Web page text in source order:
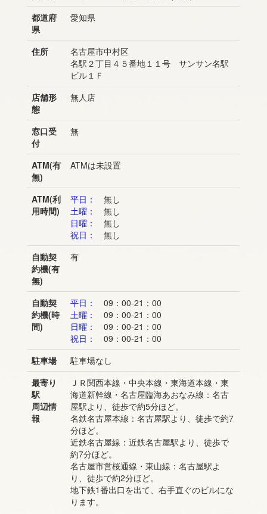
都道府
県
愛知県
住所
名古屋市中村区
名駅２丁目４５番地１１号 サンサン名駅
ビル１Ｆ
店舗形
態
無人店
窓口受
付
無
ATM(有
無)
ATMは未設置
ATM(利
用時間)
平日：
無し
土曜：
無し
日曜：
無し
祝日：
無し
自動契
約機(有
無)
有
自動契
約機(時
間)
平日：
09：00-21：00
土曜：
09：00-21：00
日曜：
09：00-21：00
祝日：
09：00-21：00
駐車場
駐車場なし
最寄り
駅
周辺情
報
ＪＲ関西本線・中央本線・東海道本線・東
海道新幹線・名古屋臨海あおなみ線：名古
屋駅より、徒歩で約5分ほど。
名鉄名古屋本線：名古屋駅より、徒歩で約7
分ほど。
近鉄名古屋線：近鉄名古屋駅より、徒歩で
約7分ほど。
名古屋市営桜通線・東山線：名古屋駅よ
り、徒歩で約2分ほど。
地下鉄1番出口を出て、右手直ぐのビルにな
ります。